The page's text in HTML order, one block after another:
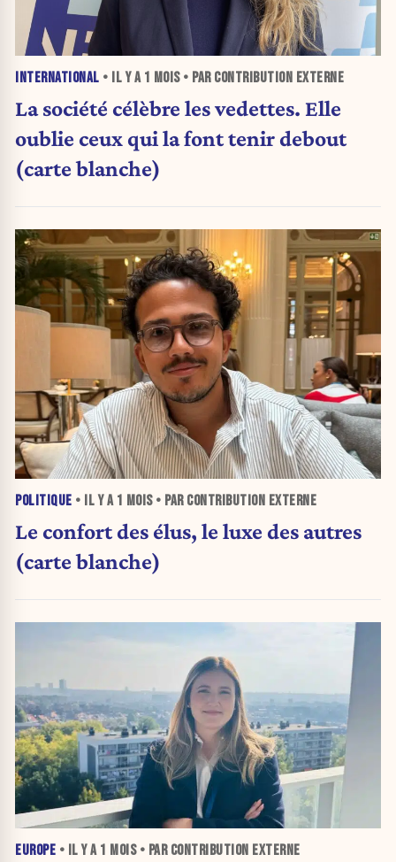
INTERNATIONAL • IL Y A 1 MOIS• PAR CONTRIBUTION EXTERNE
La société célèbre les vedettes. Elle
oublie ceux qui la font tenir debout
(carte blanche)
POLITIQUE • IL Y A 1 MOIS• PAR CONTRIBUTION EXTERNE
Le confort des élus, le luxe des autres
(carte blanche)
EUROPE • IL Y A 1 MOIS• PAR CONTRIBUTION EXTERNE